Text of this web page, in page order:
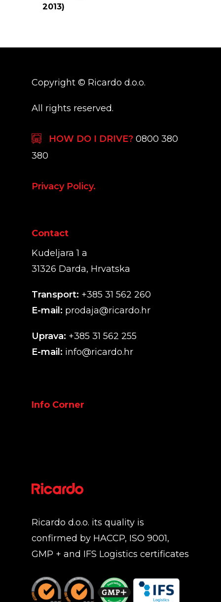
2013)
Copyright © Ricardo d.o.o.
All rights reserved.
HOW DO I DRIVE? 0800 380
380
Privacy Policy.
Contact
Kudeljara 1 a
31326 Darda, Hrvatska
Transport: +385 31 562 260
E-mail: prodaja@ricardo.hr
Uprava: +385 31 562 255
E-mail: info@ricardo.hr
Info Corner
Ricardo d.o.o. its quality is
confirmed by HACCP, ISO 9001,
GMP + and IFS Logistics certificates